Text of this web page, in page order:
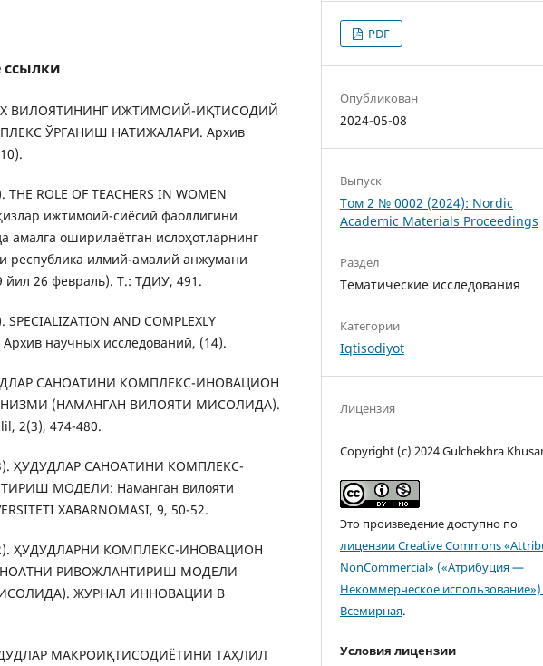
ВИЛОЯТИНИНГ ИЖТИМОИЙ-ИҚТИСОДИЙ
ЎРГАНИШ НАТИЖАЛАРИ. Архив
ROLE OF TEACHERS IN WOMEN
ижтимоий-сиёсий фаоллигини
оширилаётган ислоҳотларнинг
республика илмий-амалий анжумани
йил 26 февраль). Т.: ТДИУ, 491.
AND COMPLEXLY
Архив научных исследований, (14).
САНОАТИНИ КОМПЛЕКС-ИНОВАЦИОН
(НАМАНГАН ВИЛОЯТИ МИСОЛИДА).
2(3), 474-480.
ҲУДУДЛАР САНОАТИНИ КОМПЛЕКС-
МОДЕЛИ: Наманган вилояти
XABARNOMASI, 9, 50-52.
ҲУДУДЛАРНИ КОМПЛЕКС-ИНОВАЦИОН
РИВОЖЛАНТИРИШ МОДЕЛИ
ЖУРНАЛ ИННОВАЦИИ В
МАКРОИҚТИСОДИЁТИНИ ТАҲЛИЛ
PDF
Опубликован
2024-05-08
Выпуск
Том 2 № 0002 (2024): Nordic
Academic Materials Proceedings
Раздел
Тематические исследования
Категории
Iqtisodiyot
Лицензия
Copyright (c) 2024 Gulchekhra
Это произведение доступно по
лицензии Creative Commons
NonCommercial» («Атрибуция —
Некоммерческое использование»)
Всемирная.
Условия лицензии